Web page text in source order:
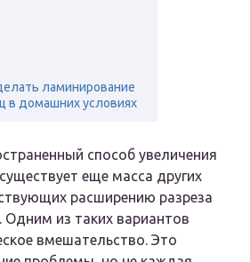
ламинирование
в домашних условиях
способ увеличения
еще масса других
расширению разреза
Одним из таких вариантов
вмешательство. Это